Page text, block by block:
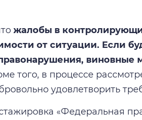
жалобы в
от ситуации. Если
виновные
того, в процессе
удовлетворить
«Федеральная